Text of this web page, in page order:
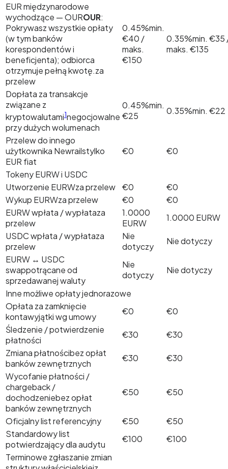
EUR międzynarodowe
wychodzące —OUROUR:
Pokrywasz wszystkie opłaty
(w tym banków
korespondentów i
beneficjenta); odbiorca
otrzymuje pełną kwotę.za
przelew
0.45%min.
€40 /
maks.
€150
0.35%min. €35
maks. €135
Dopłata za transakcje
związane z
kryptowalutami1negocjowalne
przy dużych wolumenach
0.45%min.
€25
0.35%min. €22
Przelew do innego
użytkownika Newrailstylko
EUR fiat
€0 €0
Tokeny EURW i USDC
Utworzenie EURWza przelew €0
€0
Wykup EURWza przelew €0
€0
EURW wpłata / wypłataza
przelew
1.0000
EURW
1.0000 EURW
USDC wpłata / wypłataza
przelew
Nie
dotyczy
Nie dotyczy
EURW ↔ USDC
swappotrącane od
sprzedawanej waluty
Nie
dotyczy
Nie dotyczy
Inne możliwe opłaty jednorazowe
Opłata za zamknięcie
kontawyjątki wg umowy
€0
€0
Śledzenie / potwierdzenie
płatności
€30
€30
Zmiana płatnościbez opłat
banków zewnętrznych
€30
€30
Wycofanie płatności /
chargeback /
dochodzeniebez opłat
banków zewnętrznych
€50 €50
Oficjalny list referencyjny €50
€50
Standardowy list
potwierdzający dla audytu
€100
€100
Terminowe zgłaszanie zmian